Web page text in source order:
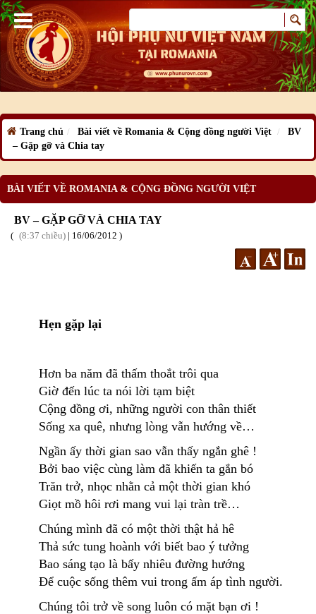
Trang chủ Bài viết về Romania & Cộng đồng người Việt
BV
– Gặp gỡ và Chia tay
BÀI VIẾT VỀ ROMANIA & CỘNG ĐỒNG NGƯỜI VIỆT
BV – GẶP GỠ VÀ CHIA TAY
8:37 chiều | 16/06/2012
Hẹn gặp lại
Hơn ba năm đã thấm thoắt trôi qua
Giờ đến lúc ta nói lời tạm biệt
Cộng đồng ơi, những người con thân thiết
Sống xa quê, nhưng lòng vẫn hướng về…
Ngần ấy thời gian sao vẫn thấy ngắn ghê !
Bởi bao việc cùng làm đã khiến ta gắn bó
Trăn trở, nhọc nhằn cả một thời gian khó
Giọt mồ hôi rơi mang vui lại tràn trề…
Chúng mình đã có một thời thật hả hê
Thả sức tung hoành với biết bao ý tưởng
Bao sáng tạo là bấy nhiêu đường hướng
Để cuộc sống thêm vui trong ấm áp tình người.
Chúng tôi trở về song luôn có mặt bạn ơi !